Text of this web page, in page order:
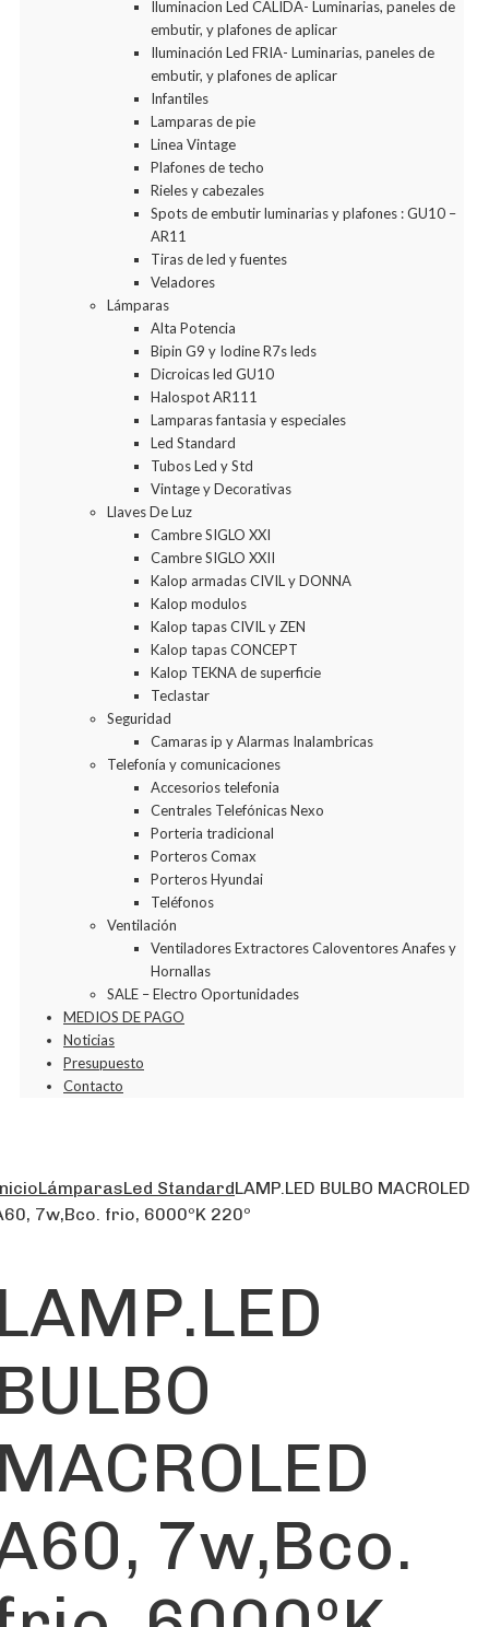
Iluminacion Led CALIDA- Luminarias, paneles de
embutir, y plafones de aplicar
Iluminación Led FRIA- Luminarias, paneles de
embutir, y plafones de aplicar
Infantiles
Lamparas de pie
Linea Vintage
Plafones de techo
Rieles y cabezales
Spots de embutir luminarias y plafones : GU10 –
AR11
Tiras de led y fuentes
Veladores
Lámparas
Alta Potencia
Bipin G9 y Iodine R7s leds
Dicroicas led GU10
Halospot AR111
Lamparas fantasia y especiales
Led Standard
Tubos Led y Std
Vintage y Decorativas
Llaves De Luz
Cambre SIGLO XXI
Cambre SIGLO XXII
Kalop armadas CIVIL y DONNA
Kalop modulos
Kalop tapas CIVIL y ZEN
Kalop tapas CONCEPT
Kalop TEKNA de superficie
Teclastar
Seguridad
Camaras ip y Alarmas Inalambricas
Telefonía y comunicaciones
Accesorios telefonia
Centrales Telefónicas Nexo
Porteria tradicional
Porteros Comax
Porteros Hyundai
Teléfonos
Ventilación
Ventiladores Extractores Caloventores Anafes y
Hornallas
SALE – Electro Oportunidades
MEDIOS DE PAGO
Noticias
Presupuesto
Contacto
LámparasLed StandardLAMP.LED BULBO MACROLED
7w,Bco. frio, 6000ºK 220º
7w,Bco.